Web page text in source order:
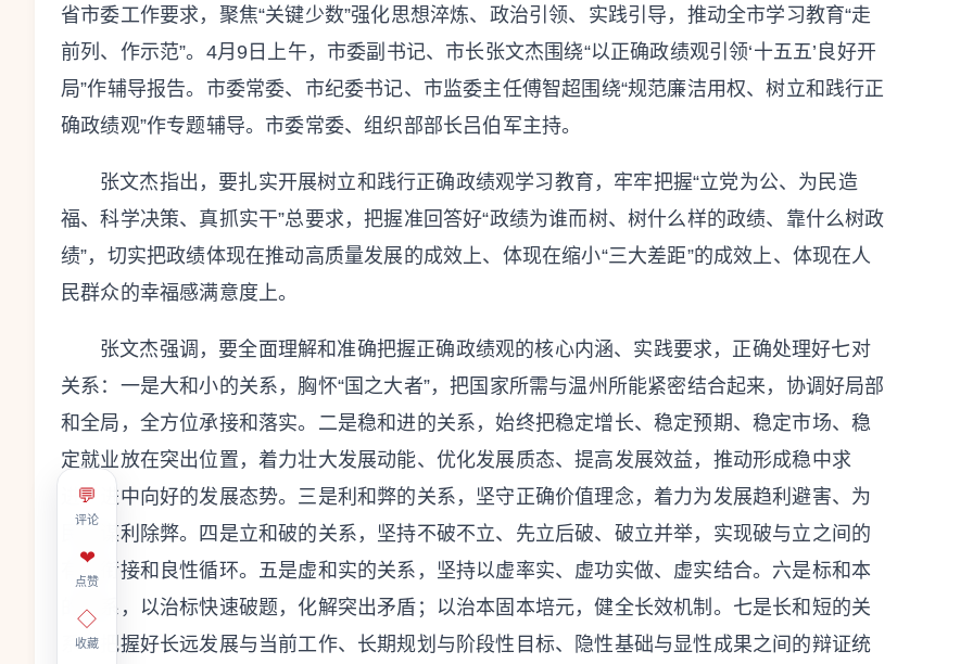
💬
评论
❤
点赞
◇
收藏
省市委工作要求，聚焦“关键少数”强化思想淬炼、政治引领、实践引导，推动全市学习教育“走
前列、作示范”。4月9日上午，市委副书记、市长张文杰围绕“以正确政绩观引领‘十五五’良好开
局”作辅导报告。市委常委、市纪委书记、市监委主任傅智超围绕“规范廉洁用权、树立和践行正
确政绩观”作专题辅导。市委常委、组织部部长吕伯军主持。
张文杰指出，要扎实开展树立和践行正确政绩观学习教育，牢牢把握“立党为公、为民造
福、科学决策、真抓实干”总要求，把握准回答好“政绩为谁而树、树什么样的政绩、靠什么树政
绩”，切实把政绩体现在推动高质量发展的成效上、体现在缩小“三大差距”的成效上、体现在人
民群众的幸福感满意度上。
张文杰强调，要全面理解和准确把握正确政绩观的核心内涵、实践要求，正确处理好七对
关系：一是大和小的关系，胸怀“国之大者”，把国家所需与温州所能紧密结合起来，协调好局部
和全局，全方位承接和落实。二是稳和进的关系，始终把稳定增长、稳定预期、稳定市场、稳
定就业放在突出位置，着力壮大发展动能、优化发展质态、提高发展效益，推动形成稳中求
进、进中向好的发展态势。三是利和弊的关系，坚守正确价值理念，着力为发展趋利避害、为
民生谋利除弊。四是立和破的关系，坚持不破不立、先立后破、破立并举，实现破与立之间的
有序衔接和良性循环。五是虚和实的关系，坚持以虚率实、虚功实做、虚实结合。六是标和本
的关系，以治标快速破题，化解突出矛盾；以治本固本培元，健全长效机制。七是长和短的关
系，把握好长远发展与当前工作、长期规划与阶段性目标、隐性基础与显性成果之间的辩证统